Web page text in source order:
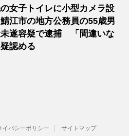
女子トイレに小型カメラ設
江市の地方公務員の55歳男
遂容疑で逮捕 「間違いな
認める
イバシーポリシー サイトマップ